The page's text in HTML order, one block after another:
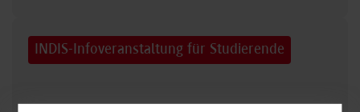
INDIS-Infoveranstaltung für Studierende